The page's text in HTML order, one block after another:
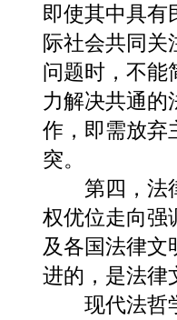
即使其中具有
际社会共同关
问题时，不能
力解决共通的
作，即需放弃
突。
第四，法律
权优位走向强
及各国法律文
进的，是法律
现代法哲学